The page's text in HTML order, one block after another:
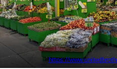
https://